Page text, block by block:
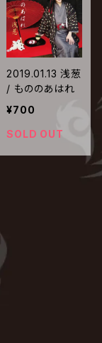
2019.01.13 浅葱
/ もののあはれ
¥700
SOLD OUT